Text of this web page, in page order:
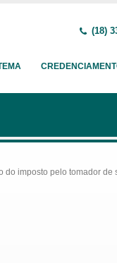
(18)
imposto pelo tomador